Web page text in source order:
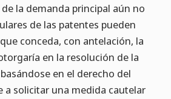
la demanda principal aún no
de las patentes pueden
conceda, con antelación, la
en la resolución de la
en el derecho del
a solicitar una medida cautelar